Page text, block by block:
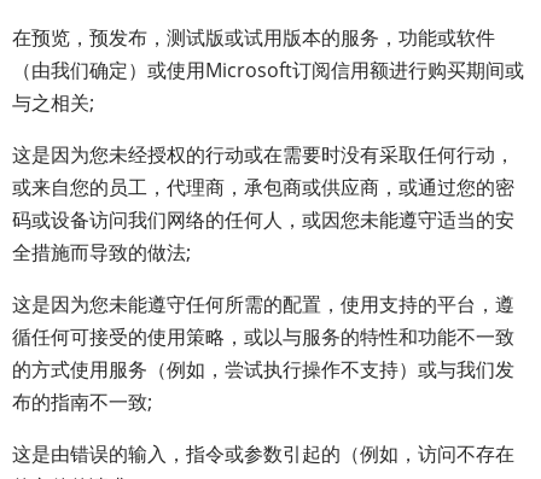
在预览，预发布，测试版或试用版本的服务，功能或软件
（由我们确定）或使用Microsoft订阅信用额进行购买期间或
与之相关;
这是因为您未经授权的行动或在需要时没有采取任何行动，
或来自您的员工，代理商，承包商或供应商，或通过您的密
码或设备访问我们网络的任何人，或因您未能遵守适当的安
全措施而导致的做法;
这是因为您未能遵守任何所需的配置，使用支持的平台，遵
循任何可接受的使用策略，或以与服务的特性和功能不一致
的方式使用服务（例如，尝试执行操作不支持）或与我们发
布的指南不一致;
这是由错误的输入，指令或参数引起的（例如，访问不存在